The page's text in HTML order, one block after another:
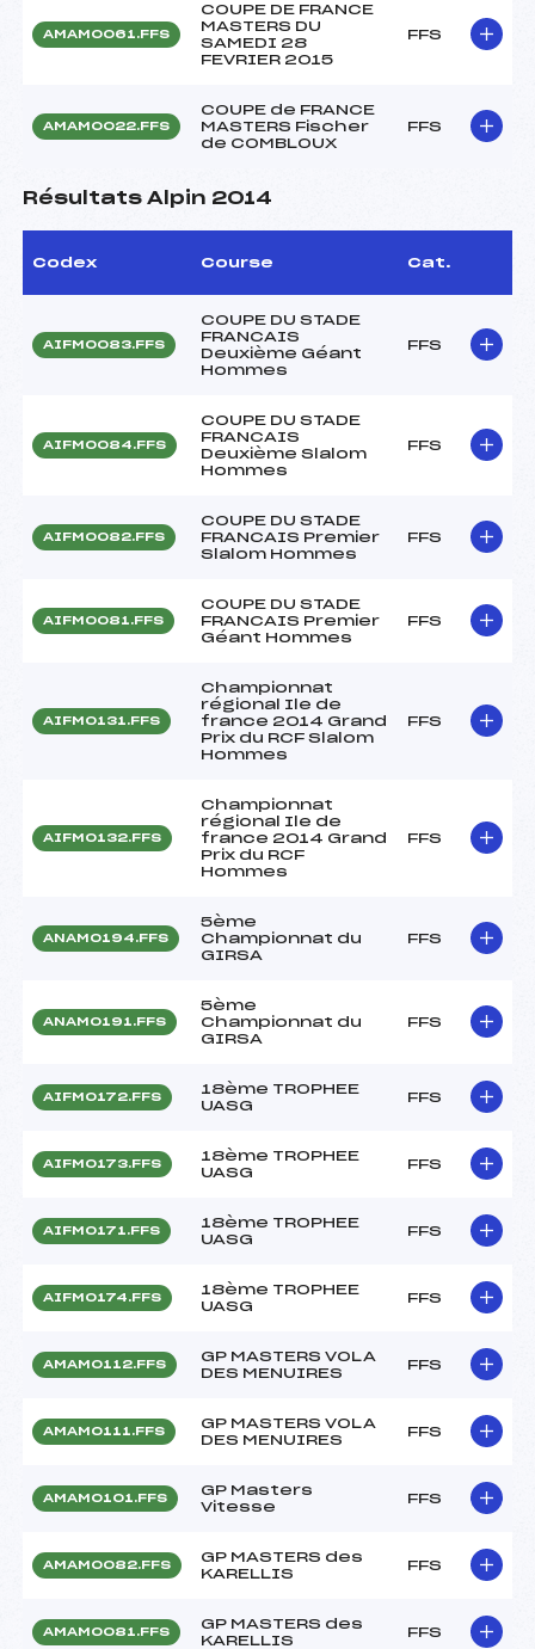
AMAM0061.FFS
COUPE DE FRANCE
MASTERS DU
SAMEDI 28
FEVRIER 2015
FFS
AMAM0022.FFS
COUPE de FRANCE
MASTERS Fischer
de COMBLOUX
FFS
Résultats Alpin 2014
Codex Course Cat.
AIFM0083.FFS
COUPE DU STADE
FRANCAIS
Deuxième Géant
Hommes
FFS
AIFM0084.FFS
COUPE DU STADE
FRANCAIS
Deuxième Slalom
Hommes
FFS
AIFM0082.FFS
COUPE DU STADE
FRANCAIS Premier
Slalom Hommes
FFS
AIFM0081.FFS
COUPE DU STADE
FRANCAIS Premier
Géant Hommes
FFS
AIFM0131.FFS
Championnat
régional Ile de
france 2014 Grand
Prix du RCF Slalom
Hommes
FFS
AIFM0132.FFS
Championnat
régional Ile de
france 2014 Grand
Prix du RCF
Hommes
FFS
ANAM0194.FFS
5ème
Championnat du
GIRSA
FFS
ANAM0191.FFS
5ème
Championnat du
GIRSA
FFS
AIFM0172.FFS
18ème TROPHEE
UASG
FFS
AIFM0173.FFS
18ème TROPHEE
UASG
FFS
AIFM0171.FFS
18ème TROPHEE
UASG
FFS
AIFM0174.FFS
18ème TROPHEE
UASG
FFS
AMAM0112.FFS
GP MASTERS VOLA
DES MENUIRES
FFS
AMAM0111.FFS
GP MASTERS VOLA
DES MENUIRES
FFS
AMAM0101.FFS
GP Masters
Vitesse
FFS
AMAM0082.FFS
GP MASTERS des
KARELLIS
FFS
AMAM0081.FFS
GP MASTERS des
KARELLIS
FFS